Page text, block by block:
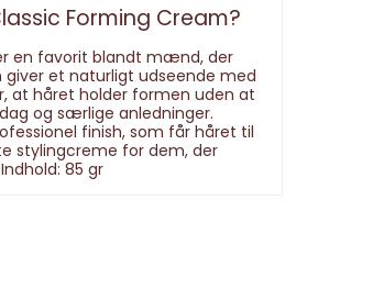
Forming Cream?
en favorit blandt mænd, der
giver et naturligt udseende med
at håret holder formen uden at
og særlige anledninger.
finish, som får håret til
stylingcreme for dem, der
85 gr